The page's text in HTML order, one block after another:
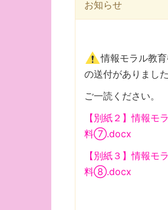
お知らせ
情報モラル教
の送付がありました
ご一読ください。
【別紙２】情報モ
料⑦.docx
【別紙３】情報モ
料⑧.docx